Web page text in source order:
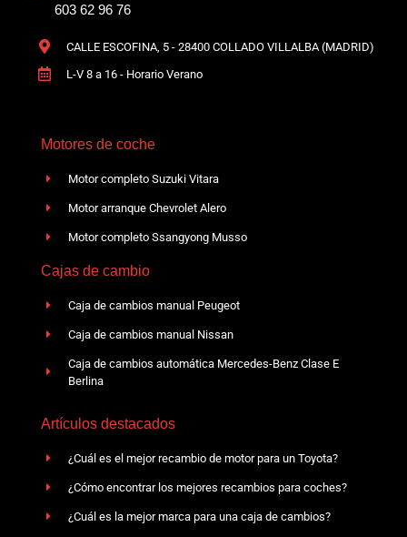
603 62 96 76
CALLE ESCOFINA, 5 - 28400 COLLADO VILLALBA (MADRID)
L-V 8 a 16 - Horario Verano
Motores de coche
Motor completo Suzuki Vitara
Motor arranque Chevrolet Alero
Motor completo Ssangyong Musso
Cajas de cambio
Caja de cambios manual Peugeot
Caja de cambios manual Nissan
Caja de cambios automática Mercedes-Benz Clase E
Berlina
Artículos destacados
¿Cuál es el mejor recambio de motor para un Toyota?
¿Cómo encontrar los mejores recambios para coches?
¿Cuál es la mejor marca para una caja de cambios?